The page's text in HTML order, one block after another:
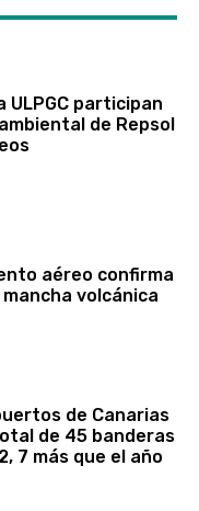
ULPGC participan
de Repsol
aéreo confirma
volcánica
de Canarias
de 45 banderas
7 más que el año